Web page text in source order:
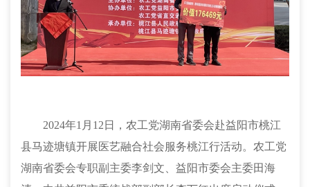
2024年1月12日，农工党湖南省委会赴益阳市桃江
县马迹塘镇开展医艺融合社会服务桃江行活动。农工党
湖南省委会专职副主委李剑文、益阳市委会主委田海